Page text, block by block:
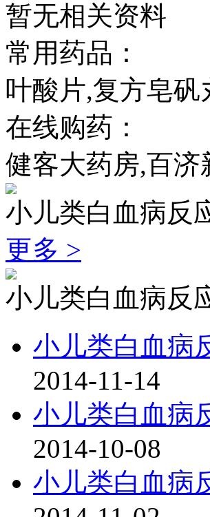
暂无相关资料
常用药品：
叶酸片,复方皂矾
在线购药：
健客大药房,百
小儿类白血病反
更多 >
小儿类白血病反
小儿类白血病
2014-11-14
小儿类白血病
2014-10-08
小儿类白血病